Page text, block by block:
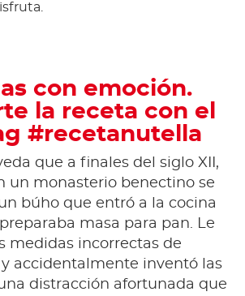
con emoción.
la receta con el
#recetanutella
que a finales del siglo XII,
un monasterio benectino se
búho que entró a la cocina
masa para pan. Le
medidas incorrectas de
accidentalmente inventó las
distracción afortunada que